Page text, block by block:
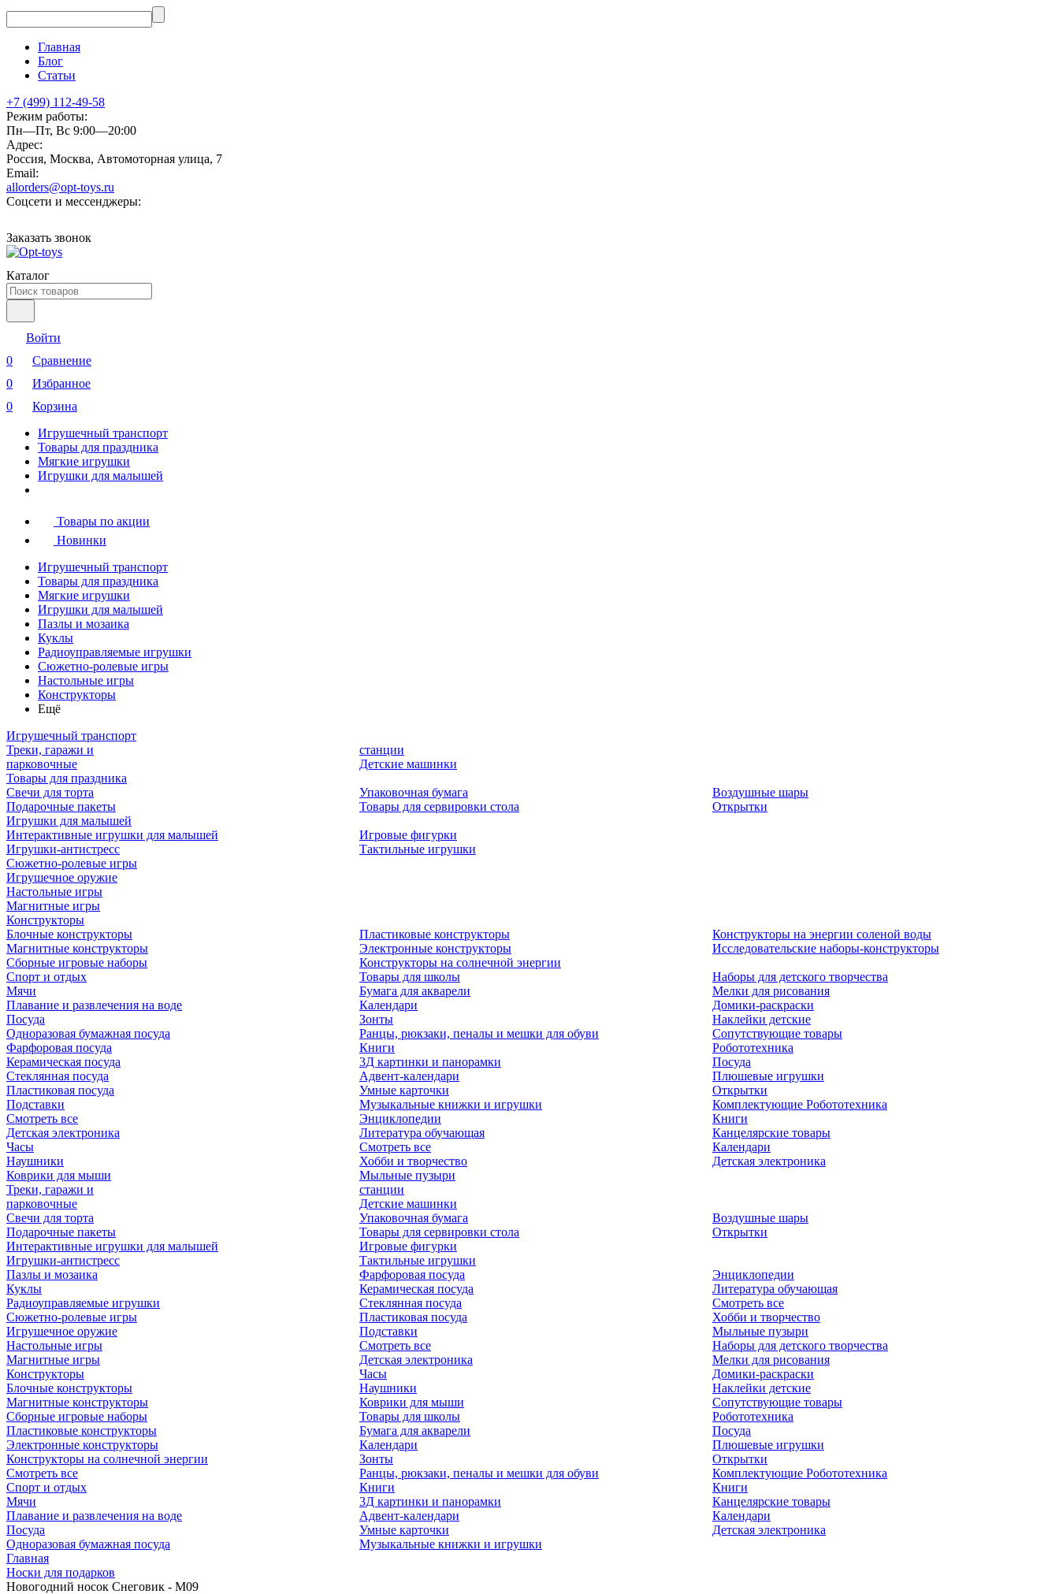
Главная
Блог
Статьи
+7 (499) 112-49-58
Режим работы:
Пн—Пт, Вс 9:00—20:00
Адрес:
Россия, Москва, Автомоторная улица, 7
Email:
allorders@opt-toys.ru
Соцсети и мессенджеры:
Заказать звонок
Каталог
Войти
0
Сравнение
0
Избранное
0
Корзина
Игрушечный транспорт
Товары для праздника
Мягкие игрушки
Игрушки для малышей
Товары по акции
Новинки
Игрушечный транспорт
Товары для праздника
Мягкие игрушки
Игрушки для малышей
Пазлы и мозаика
Куклы
Радиоуправляемые игрушки
Сюжетно-ролевые игры
Настольные игры
Конструкторы
Ещё
Игрушечный транспорт
Треки, гаражи и
парковочные
станции
Детские машинки
Товары для праздника
Свечи для торта
Подарочные пакеты
Упаковочная бумага
Товары для сервировки стола
Воздушные шары
Открытки
Игрушки для малышей
Интерактивные игрушки для малышей
Игрушки-антистресс
Игровые фигурки
Тактильные игрушки
Сюжетно-ролевые игры
Игрушечное оружие
Настольные игры
Магнитные игры
Конструкторы
Блочные конструкторы
Магнитные конструкторы
Сборные игровые наборы
Пластиковые конструкторы
Электронные конструкторы
Конструкторы на солнечной энергии
Конструкторы на энергии соленой воды
Исследовательские наборы-конструкторы
Спорт и отдых
Мячи
Плавание и развлечения на воде
Посуда
Одноразовая бумажная посуда
Фарфоровая посуда
Керамическая посуда
Стеклянная посуда
Пластиковая посуда
Подставки
Смотреть все
Детская электроника
Часы
Наушники
Коврики для мыши
Товары для школы
Бумага для акварели
Календари
Зонты
Ранцы, рюкзаки, пеналы и мешки для обуви
Книги
3Д картинки и панорамки
Адвент-календари
Умные карточки
Музыкальные книжки и игрушки
Энциклопедии
Литература обучающая
Смотреть все
Хобби и творчество
Мыльные пузыри
Наборы для детского творчества
Мелки для рисования
Домики-раскраски
Наклейки детские
Сопутствующие товары
Робототехника
Посуда
Плюшевые игрушки
Открытки
Комплектующие Робототехника
Книги
Канцелярские товары
Календари
Детская электроника
Треки, гаражи и
парковочные
станции
Детские машинки
Свечи для торта
Подарочные пакеты
Упаковочная бумага
Товары для сервировки стола
Воздушные шары
Открытки
Интерактивные игрушки для малышей
Игрушки-антистресс
Игровые фигурки
Тактильные игрушки
Пазлы и мозаика
Куклы
Радиоуправляемые игрушки
Сюжетно-ролевые игры
Игрушечное оружие
Настольные игры
Магнитные игры
Конструкторы
Блочные конструкторы
Магнитные конструкторы
Сборные игровые наборы
Пластиковые конструкторы
Электронные конструкторы
Конструкторы на солнечной энергии
Смотреть все
Спорт и отдых
Мячи
Плавание и развлечения на воде
Посуда
Одноразовая бумажная посуда
Фарфоровая посуда
Керамическая посуда
Стеклянная посуда
Пластиковая посуда
Подставки
Смотреть все
Детская электроника
Часы
Наушники
Коврики для мыши
Товары для школы
Бумага для акварели
Календари
Зонты
Ранцы, рюкзаки, пеналы и мешки для обуви
Книги
3Д картинки и панорамки
Адвент-календари
Умные карточки
Музыкальные книжки и игрушки
Энциклопедии
Литература обучающая
Смотреть все
Хобби и творчество
Мыльные пузыри
Наборы для детского творчества
Мелки для рисования
Домики-раскраски
Наклейки детские
Сопутствующие товары
Робототехника
Посуда
Плюшевые игрушки
Открытки
Комплектующие Робототехника
Книги
Канцелярские товары
Календари
Детская электроника
Главная
Носки для подарков
Новогодний носок Снеговик - М09